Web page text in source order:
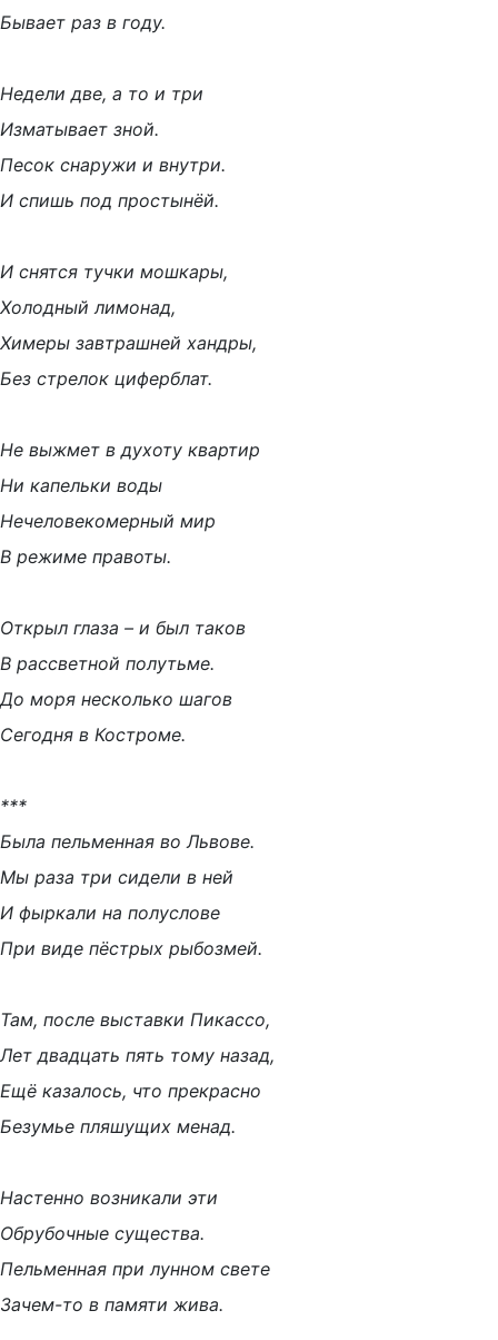
Бывает раз в году.
Недели две, а то и три
Изматывает зной.
Песок снаружи и внутри.
И спишь под простынёй.
И снятся тучки мошкары,
Холодный лимонад,
Химеры завтрашней хандры,
Без стрелок циферблат.
Не выжмет в духоту квартир
Ни капельки воды
Нечеловекомерный мир
В режиме правоты.
Открыл глаза – и был таков
В рассветной полутьме.
До моря несколько шагов
Сегодня в Костроме.
***
Была пельменная во Львове.
Мы раза три сидели в ней
И фыркали на полуслове
При виде пёстрых рыбозмей.
Там, после выставки Пикассо,
Лет двадцать пять тому назад,
Ещё казалось, что прекрасно
Безумье пляшущих менад.
Настенно возникали эти
Обрубочные существа.
Пельменная при лунном свете
Зачем-то в памяти жива.